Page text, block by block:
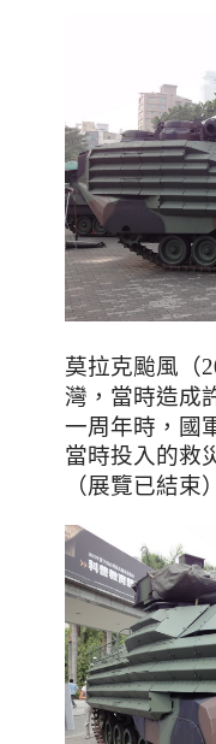
莫拉克颱風（
灣， 當時造成
一周年時， 國
當時投入的救
（展覽已結束）